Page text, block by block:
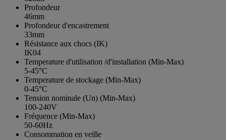
Profondeur
46mm
Profondeur d'encastrement
33mm
Résistance aux chocs (IK)
IK04
Temperature d'utilisation /d'installation (Min-Max)
5-45°C
Temperature de stockage (Min-Max)
0-45°C
Tension nominale (Un) (Min-Max)
100-240V
Fréquence (Min-Max)
50-60Hz
Consommation en veille